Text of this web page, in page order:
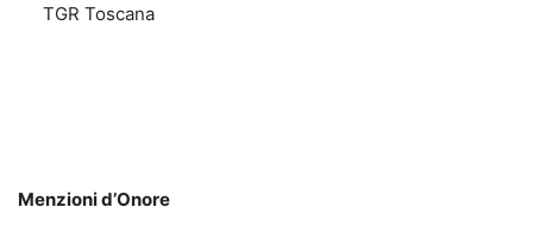
TGR Toscana
Menzioni d’Onore